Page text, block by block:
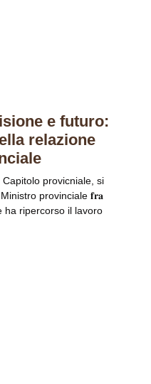
e futuro:
relazione
provicniale, si
provinciale 𝐟𝐫𝐚
ha ripercorso il lavoro